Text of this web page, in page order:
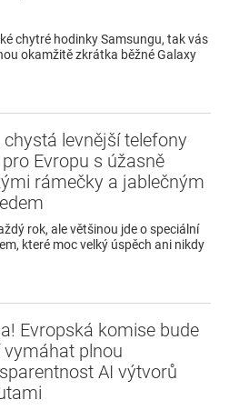
chytré hodinky Samsungu, tak vás
okamžitě zkrátka běžné Galaxy
chystá levnější telefony
Evropu s úžasně
rámečky a jablečným
rok, ale většinou jde o speciální
které moc velký úspěch ani nikdy
Evropská komise bude
vymáhat plnou
AI výtvorů